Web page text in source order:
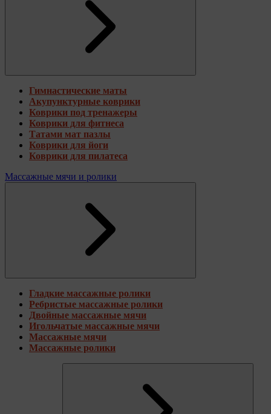
Гимнастические маты
Акупунктурные коврики
Коврики под тренажеры
Коврики для фитнеса
Татами мат пазлы
Коврики для йоги
Коврики для пилатеса
Массажные мячи и ролики
Гладкие массажные ролики
Ребристые массажные ролики
Двойные массажные мячи
Игольчатые массажные мячи
Массажные мячи
Массажные ролики